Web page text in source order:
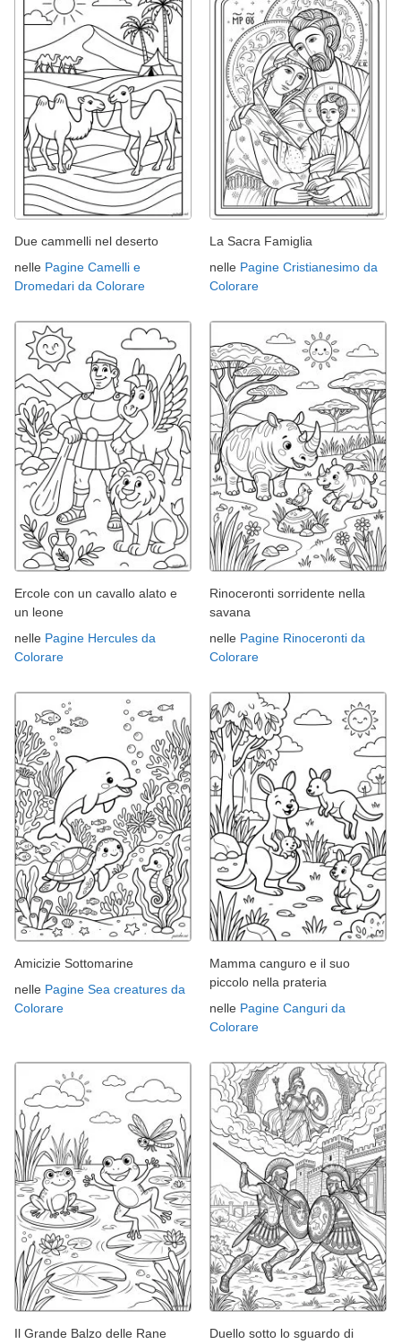
Due cammelli nel deserto
nelle Pagine Camelli e
Dromedari da Colorare
La Sacra Famiglia
nelle Pagine Cristianesimo da
Colorare
Ercole con un cavallo alato e
un leone
nelle Pagine Hercules da
Colorare
Rinoceronti sorridente nella
savana
nelle Pagine Rinoceronti da
Colorare
Amicizie Sottomarine
nelle Pagine Sea creatures da
Colorare
Mamma canguro e il suo
piccolo nella prateria
nelle Pagine Canguri da
Colorare
Il Grande Balzo delle Rane
Duello sotto lo sguardo di